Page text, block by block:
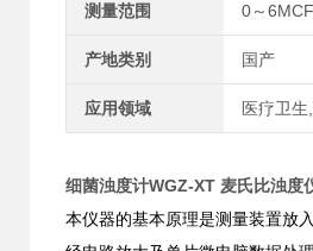
测量范围 0～
产地类别 国产
应用领域 医疗卫
细菌浊度计WGZ-XT 麦氏比浊度
本仪器的基本原理是测量装置放